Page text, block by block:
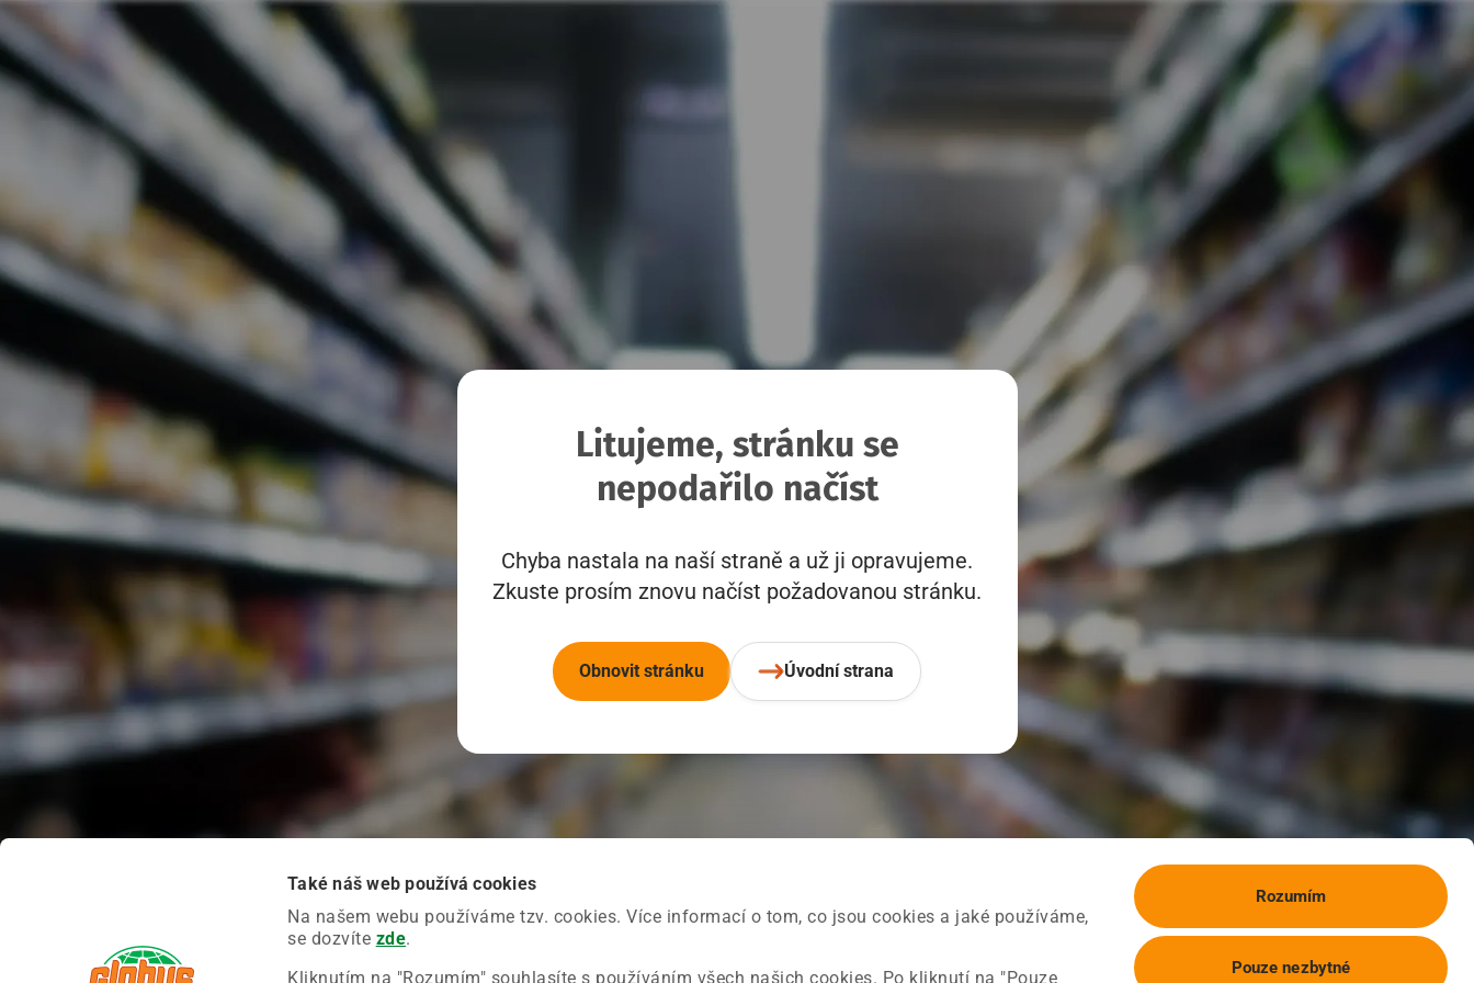
Také náš web používá cookies
Na našem webu používáme tzv. cookies. Více informací o tom, co jsou cookies a jaké používáme,
se dozvíte zde.
Kliknutím na "Rozumím" souhlasíte s používáním všech našich cookies. Po kliknutí na "Pouze
Rozumím
Pouze nezbytné
Litujeme, stránku se
nepodařilo načíst
Chyba nastala na naší straně a už ji opravujeme.
Zkuste prosím znovu načíst požadovanou stránku.
Obnovit stránku Úvodní strana